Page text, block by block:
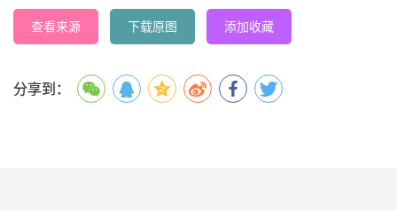
查看来源 下载原图 添加收藏
分享到：